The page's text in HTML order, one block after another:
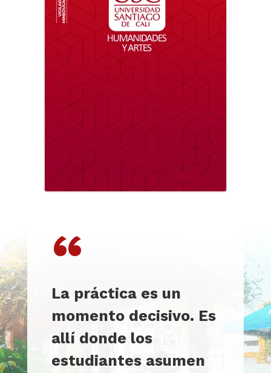
“
La práctica es un
momento decisivo. Es
allí donde los
estudiantes asumen